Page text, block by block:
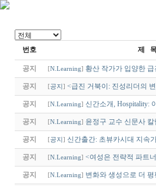
번호
제
공지 [N.Learning] 황산 작가가 입양한 급
공지 [공지 ] <급진 거북이: 진성리더의
공지 [N.Learning] 신간소개, Hospitality:
공지 [N.Learning] 윤정구 교수 신문사 칼
공지 [공지 ] 신간출간: 초뷰카시대 지속
공지 [N.Learning] <여성은 전략적 파트
공지 [N.Learning] 변화와 생성으로 더